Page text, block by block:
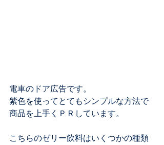
電車のドア広告です。
紫色を使ってとてもシンプルな方法で
商品を上手くＰＲしています。
こちらのゼリー飲料はいくつかの種類